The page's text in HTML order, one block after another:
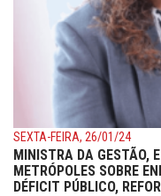
SEXTA-FEIRA, 26/01/24
MINISTRA DA GESTÃO,
METRÓPOLES SOBRE
DÉFICIT PÚBLICO,